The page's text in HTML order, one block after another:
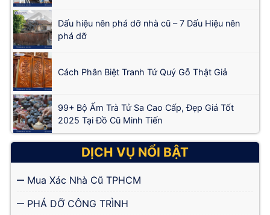
Dấu hiệu nên phá dỡ nhà cũ – 7 Dấu Hiệu nên
phá dỡ
Cách Phân Biệt Tranh Tứ Quý Gỗ Thật Giả
99+ Bộ Ấm Trà Tử Sa Cao Cấp, Đẹp Giá Tốt
2025 Tại Đồ Cũ Minh Tiến
DỊCH VỤ NỔI BẬT
Mua Xác Nhà Cũ TPHCM
PHÁ DỠ CÔNG TRÌNH